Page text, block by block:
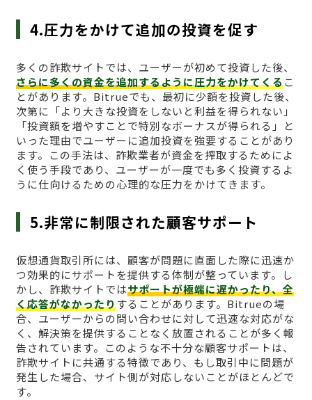
4.圧力をかけて追加の投資を促す
多くの詐欺サイトでは、ユーザーが初めて投資した後、
さらに多くの資金を追加するように圧力をかけてくるこ
とがあります。Bitrueでも、最初に少額を投資した後、
次第に「より大きな投資をしないと利益を得られない」
「投資額を増やすことで特別なボーナスが得られる」と
いった理由でユーザーに追加投資を強要することがあり
ます。この手法は、詐欺業者が資金を搾取するためによ
く使う手段であり、ユーザーが一度でも多く投資するよ
うに仕向けるための心理的な圧力をかけてきます。
5.非常に制限された顧客サポート
仮想通貨取引所には、顧客が問題に直面した際に迅速か
つ効果的にサポートを提供する体制が整っています。し
かし、詐欺サイトではサポートが極端に遅かったり、全
く応答がなかったりすることがあります。Bitrueの場
合、ユーザーからの問い合わせに対して迅速な対応がな
く、解決策を提供することなく放置されることが多く報
告されています。このような不十分な顧客サポートは、
詐欺サイトに共通する特徴であり、もし取引中に問題が
発生した場合、サイト側が対応しないことがほとんどで
す。